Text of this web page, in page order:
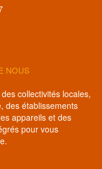
NOUS
collectivités locales,
des établissements
appareils et des
pour vous